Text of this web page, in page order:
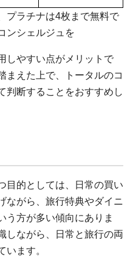
プラチナは4枚まで無料で
ンシェルジュを
しやすい点がメリットで
まえた上で、トータルのコ
判断することをおすすめし
目的としては、日常の買い
ながら、旅行特典やダイニ
う方が多い傾向にありま
しながら、日常と旅行の両
ます。